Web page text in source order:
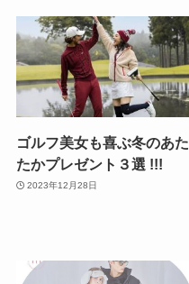
ゴルフ美女も喜ぶ冬のあた
たかプレゼント３選 !!!
2023年12月28日